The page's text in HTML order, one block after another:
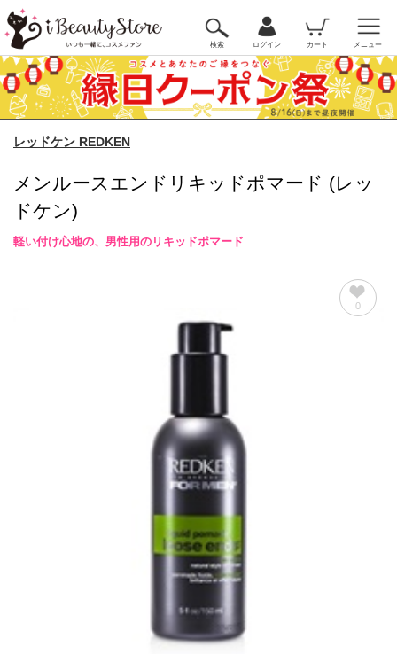
検索 ログイン カート メニュー
レッドケン REDKEN
メンルースエンドリキッドポマード (レッ
ドケン)
軽い付け心地の、男性用のリキッドポマード
0